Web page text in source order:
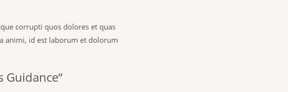
corrupti quos dolores et quas
animi, id est laborum et dolorum
Guidance“